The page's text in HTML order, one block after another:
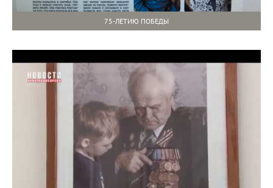
75-ЛЕТИЮ ПОБЕДЫ